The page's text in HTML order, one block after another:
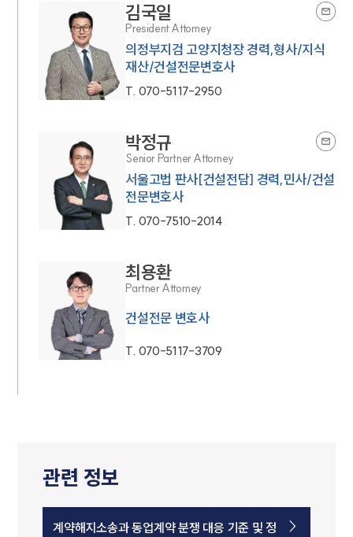
김국일
President Attorney
의정부지검 고양지청장 경력,형사/지식
재산/건설전문변호사
T. 070-5117-2950
박정규
Senior Partner Attorney
서울고법 판사[건설전담] 경력,민사/건설
전문변호사
T. 070-7510-2014
최용환
Partner Attorney
건설전문 변호사
T. 070-5117-3709
관련 정보
계약해지소송과 동업계약 분쟁 대응 기준 및 정